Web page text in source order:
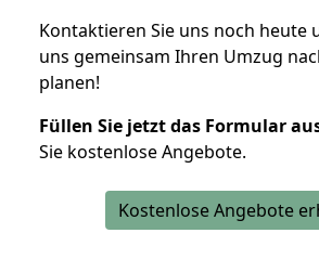
Kontaktieren Sie uns noch heute
uns gemeinsam Ihren Umzug
planen!
Füllen Sie jetzt das Formular
Sie kostenlose Angebote.
Kostenlose Angebote